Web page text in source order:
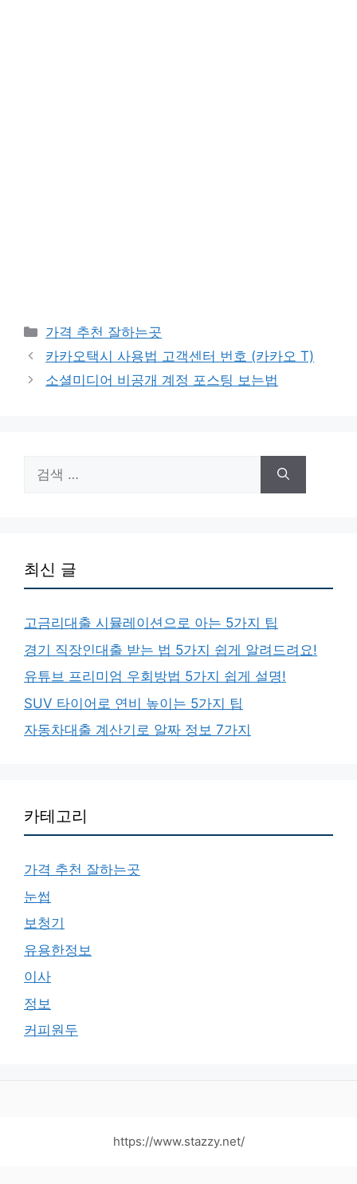
카
테
리
가격 추천 잘하는곳
카카오택시 사용법 고객센터 번호 (카카오 T)
소셜미디어 비공개 계정 포스팅 보는법
색:
최신 글
고금리대출 시뮬레이션으로 아는 5가지 팁
경기 직장인대출 받는 법 5가지 쉽게 알려드려요!
유튜브 프리미엄 우회방법 5가지 쉽게 설명!
SUV 타이어로 연비 높이는 5가지 팁
자동차대출 계산기로 알짜 정보 7가지
카테고리
가격 추천 잘하는곳
눈썹
보청기
유용한정보
이사
정보
커피원두
https://www.stazzy.net/